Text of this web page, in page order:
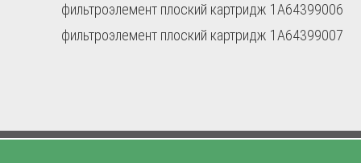
фильтроэлемент плоский картридж 1A64399006
фильтроэлемент плоский картридж 1A64399007